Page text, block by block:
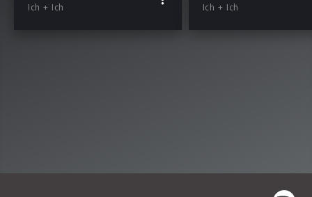
Ich + Ich Ich + Ich